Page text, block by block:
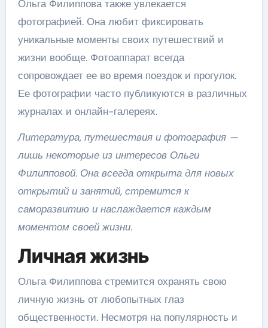
Ольга Филиппова также увлекается
фотографией. Она любит фиксировать
уникальные моменты своих путешествий и
жизни вообще. Фотоаппарат всегда
сопровождает ее во время поездок и прогулок.
Ее фотографии часто публикуются в различных
журналах и онлайн-галереях.
Литература, путешествия и фотография —
лишь некоторые из интересов Ольги
Филипповой. Она всегда открыта для новых
открытий и занятий, стремится к
саморазвитию и наслаждается каждым
моментом своей жизни.
Личная жизнь
Ольга Филиппова стремится охранять свою
личную жизнь от любопытных глаз
общественности. Несмотря на популярность и